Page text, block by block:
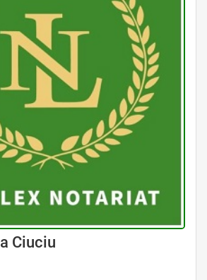
Specializat în Dreptul Familiei
Ciuciu